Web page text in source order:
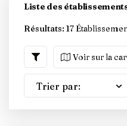
Liste des
Résultats: 17
Voir sur la
Trier par: